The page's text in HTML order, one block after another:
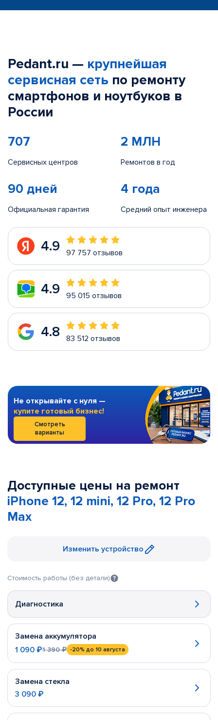
Pedant.ru — крупнейшая
сервисная сеть по ремонту
смартфонов и ноутбуков в
России
707
Сервисных центров
2 МЛН
Ремонтов в год
90 дней
Официальная гарантия
4 года
Средний опыт инженера
4.9 97 757 отзывов
4.9 95 015 отзывов
4.8 83 512 отзывов
Не открывайте с нуля —
купите готовый бизнес!
Смотреть
варианты
Доступные цены на ремонт
iPhone 12, 12 mini, 12 Pro, 12 Pro
Max
Изменить устройство
Стоимость работы (без детали)
Диагностика
Замена аккумулятора
1 090 ₽1 390 ₽ -20% до 10 августа
Замена стекла
3 090 ₽